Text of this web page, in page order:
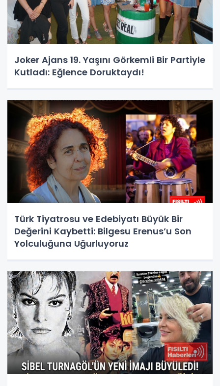
Joker Ajans 19. Yaşını Görkemli Bir Partiyle
Kutladı: Eğlence Doruktaydı!
Türk Tiyatrosu ve Edebiyatı Büyük Bir
Değerini Kaybetti: Bilgesu Erenus’u Son
Yolculuğuna Uğurluyoruz